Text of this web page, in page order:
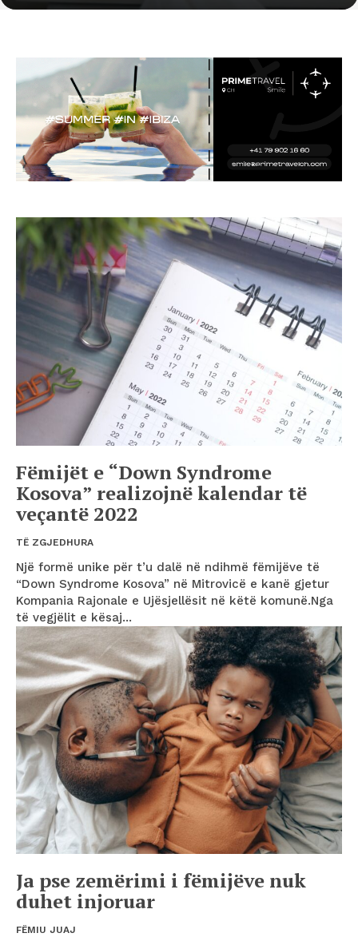
Fëmijët e “Down Syndrome
Kosova” realizojnë kalendar të
veçantë 2022
TË ZGJEDHURA
Një formë unike për t’u dalë në ndihmë fëmijëve të
“Down Syndrome Kosova” në Mitrovicë e kanë gjetur
Kompania Rajonale e Ujësjellësit në këtë komunë.Nga
të vegjëlit e kësaj...
Ja pse zemërimi i fëmijëve nuk
duhet injoruar
FËMIU JUAJ